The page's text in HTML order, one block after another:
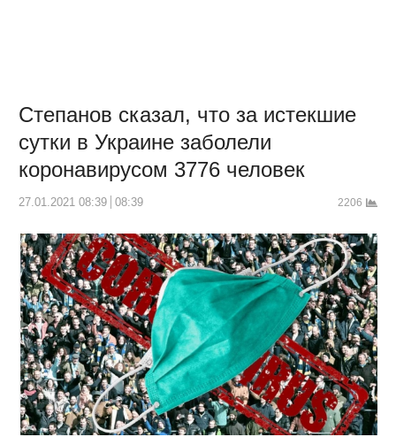
Степанов сказал, что за истекшие
сутки в Украине заболели
коронавирусом 3776 человек
27.01.2021 08:39 08:39 2206